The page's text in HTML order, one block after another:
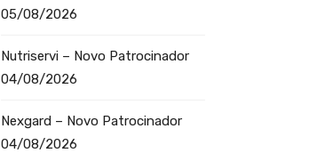
05/08/2026
Nutriservi – Novo Patrocinador
04/08/2026
Nexgard – Novo Patrocinador
04/08/2026